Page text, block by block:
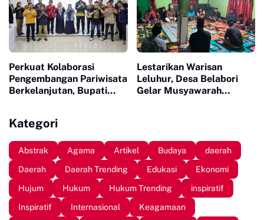
Perkuat Kolaborasi
Pengembangan Pariwisata
Berkelanjutan, Bupati
Lestarikan Warisan
Leluhur, Desa Belabori
Gelar Musyawarah
Kategori
Abstrak Agama Artikel Budaya
daerah
Daerah
Daerah Trending Edukasi
Ekonomi
Hujum
Hukum Hukum Trending
inspiratif
Inspiratif
Internasional
Keagamaan